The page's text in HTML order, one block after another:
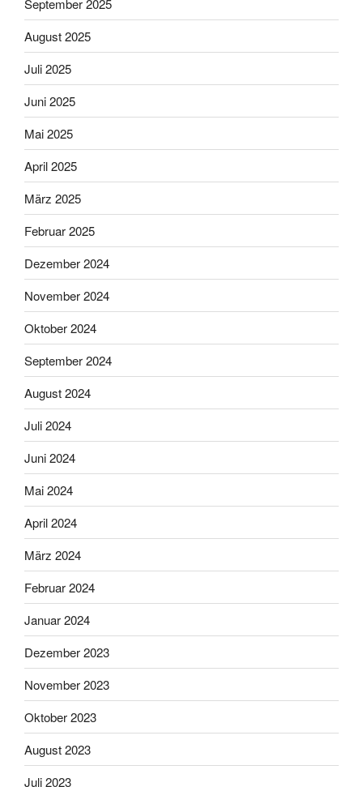
August 2025
Juli 2025
Juni 2025
Mai 2025
April 2025
März 2025
Februar 2025
Dezember 2024
November 2024
Oktober 2024
September 2024
August 2024
Juli 2024
Juni 2024
Mai 2024
April 2024
März 2024
Februar 2024
Januar 2024
Dezember 2023
November 2023
Oktober 2023
August 2023
Juli 2023